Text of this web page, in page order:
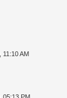
11:10 AM